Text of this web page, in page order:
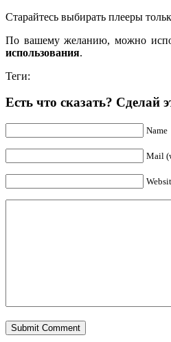
Старайтесь выбирать плееры
По вашему желанию, можно
использования.
Теги:
Есть что сказать? Сделай
Name
Mail